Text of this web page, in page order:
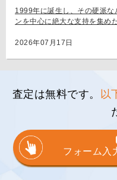
1999年に誕生し、その硬派
ンを中心に絶大な支持を集め
[…]
2026年07月17日
査定は無料です。 以
フォーム入